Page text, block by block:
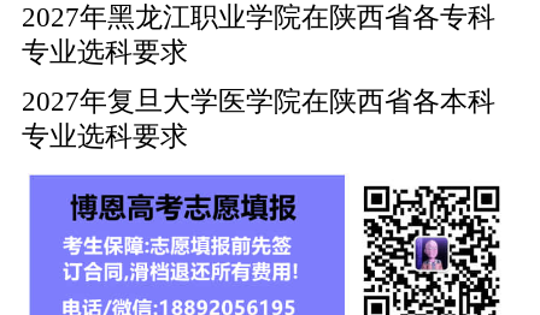
2027年黑龙江职业学院在陕西省各专科
专业选科要求
2027年复旦大学医学院在陕西省各本科
专业选科要求